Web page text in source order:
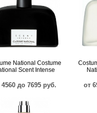
National Costume
Scent Intense
4560 до 7695 руб. от